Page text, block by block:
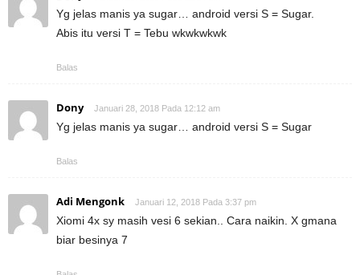
Yg jelas manis ya sugar… android versi S = Sugar.
Abis itu versi T = Tebu wkwkwkwk
Balas
Dony Januari 28, 2018 Pada 12:12 am
Yg jelas manis ya sugar… android versi S = Sugar
Balas
Adi Mengonk Januari 12, 2018 Pada 3:37 pm
Xiomi 4x sy masih vesi 6 sekian.. Cara naikin. X gmana
biar besinya 7